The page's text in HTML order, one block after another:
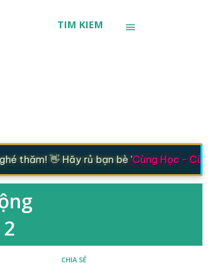
TÌM KIẾM
thăm! 👋 Hãy rủ bạn bè 'Cùng Học - Cùng
CHIA SẺ